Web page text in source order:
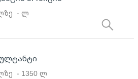
- ლ
- 1350 ლ